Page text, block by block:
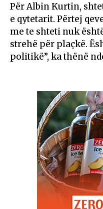
Për Albin Kurtin,
e qytetarit. Përtej
me te shteti nuk
strehë për plaçkë.
politikë”, ka thënë